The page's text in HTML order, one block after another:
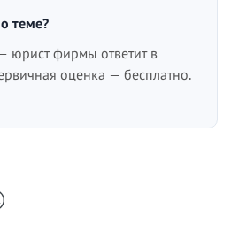
теме?
юрист фирмы ответит в
оценка — бесплатно.